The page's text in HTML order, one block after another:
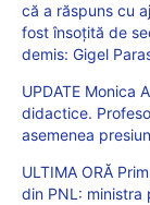
că a răspuns cu
fost însoțită de
demis: Gigel
UPDATE Monica
didactice.
asemenea
ULTIMA ORĂ
din PNL: ministra